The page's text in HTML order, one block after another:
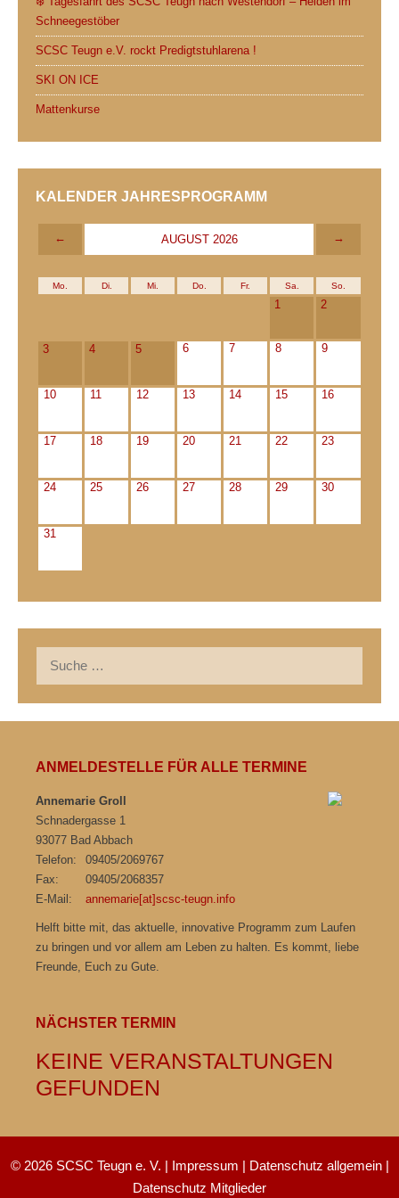
Schneegestöber
SCSC Teugn e.V. rockt Predigtstuhlarena !
SKI ON ICE
Mattenkurse
KALENDER JAHRESPROGRAMM
← AUGUST 2026 →
Mo. Di. Mi. Do. Fr. Sa. So.
1 2
3 4 5 6 7 8 9
10 11 12 13 14 15 16
17 18 19 20 21 22 23
24 25 26 27 28 29 30
31
nach:
ANMELDESTELLE FÜR ALLE TERMINE
Annemarie Groll
Schnadergasse 1
93077 Bad Abbach
Telefon:
09405/2069767
Fax:
09405/2068357
E-Mail:
annemarie[at]scsc-teugn.info
Helft bitte mit, das aktuelle, innovative Programm zum Laufen
zu bringen und vor allem am Leben zu halten. Es kommt, liebe
Freunde, Euch zu Gute.
NÄCHSTER TERMIN
KEINE VERANSTALTUNGEN
GEFUNDEN
© 2026 SCSC Teugn e. V. | Impressum | Datenschutz allgemein|
Datenschutz Mitglieder